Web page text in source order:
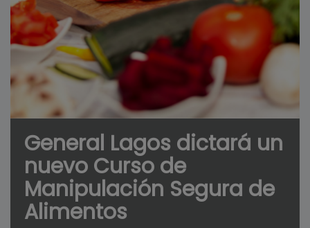
General Lagos dictará un
nuevo Curso de
Manipulación Segura de
Alimentos